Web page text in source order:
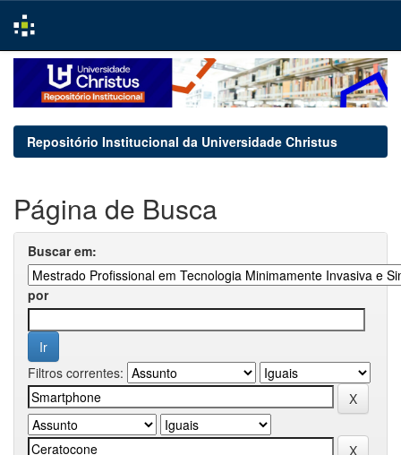
navigation
Repositório Institucional da Universidade Christus
Página de Busca
Buscar em:
por
Filtros correntes: